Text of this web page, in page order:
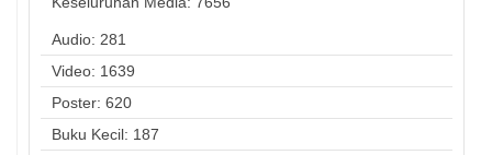
Audio: 281
Video: 1639
Poster: 620
Buku Kecil: 187